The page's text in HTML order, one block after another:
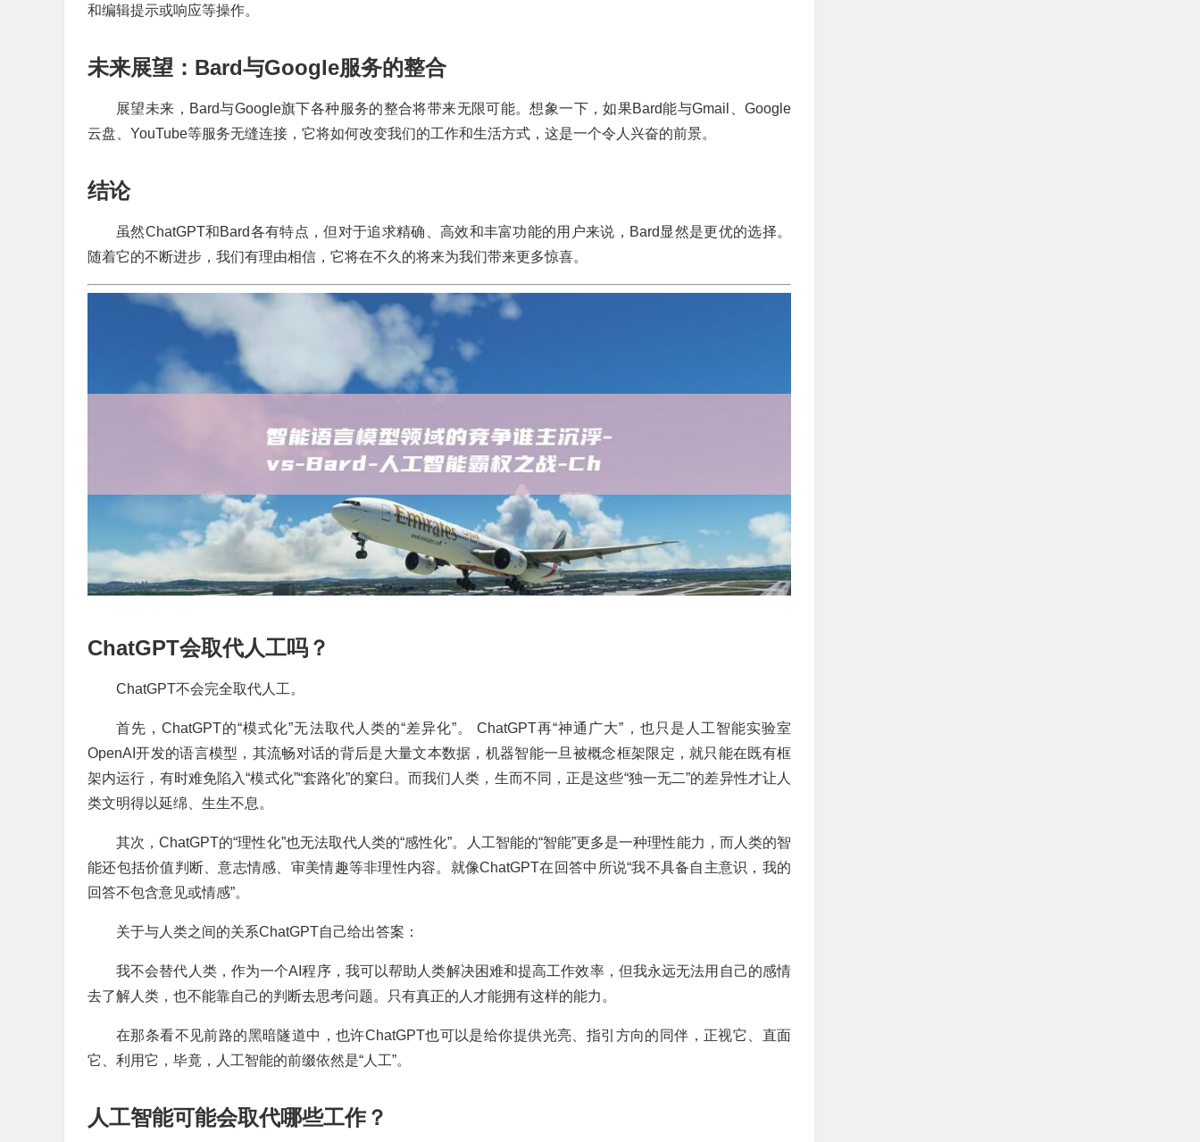
和编辑提示或响应等操作。
未来展望：Bard与Google服务的整合
展望未来，Bard与Google旗下各种服务的整合将带来无限可能。想象一下，如果Bard能与Gmail、Google
云盘、YouTube等服务无缝连接，它将如何改变我们的工作和生活方式，这是一个令人兴奋的前景。
结论
虽然ChatGPT和Bard各有特点，但对于追求精确、高效和丰富功能的用户来说，Bard显然是更优的选择。
随着它的不断进步，我们有理由相信，它将在不久的将来为我们带来更多惊喜。
ChatGPT会取代人工吗？
ChatGPT不会完全取代人工。
首先，ChatGPT的“模式化”无法取代人类的“差异化”。 ChatGPT再“神通广大”，也只是人工智能实验室
OpenAI开发的语言模型，其流畅对话的背后是大量文本数据，机器智能一旦被概念框架限定，就只能在既有框
架内运行，有时难免陷入“模式化”“套路化”的窠臼。而我们人类，生而不同，正是这些“独一无二”的差异性才让人
类文明得以延绵、生生不息。
其次，ChatGPT的“理性化”也无法取代人类的“感性化”。人工智能的“智能”更多是一种理性能力，而人类的智
能还包括价值判断、意志情感、审美情趣等非理性内容。就像ChatGPT在回答中所说“我不具备自主意识，我的
回答不包含意见或情感”。
关于与人类之间的关系ChatGPT自己给出答案：
我不会替代人类，作为一个AI程序，我可以帮助人类解决困难和提高工作效率，但我永远无法用自己的感情
去了解人类，也不能靠自己的判断去思考问题。只有真正的人才能拥有这样的能力。
在那条看不见前路的黑暗隧道中，也许ChatGPT也可以是给你提供光亮、指引方向的同伴，正视它、直面
它、利用它，毕竟，人工智能的前缀依然是“人工”。
人工智能可能会取代哪些工作？